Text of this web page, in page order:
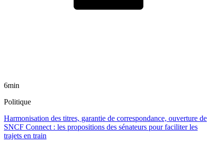
6min
Politique
Harmonisation des titres, garantie de correspondance, ouverture de
SNCF Connect : les propositions des sénateurs pour faciliter les
trajets en train